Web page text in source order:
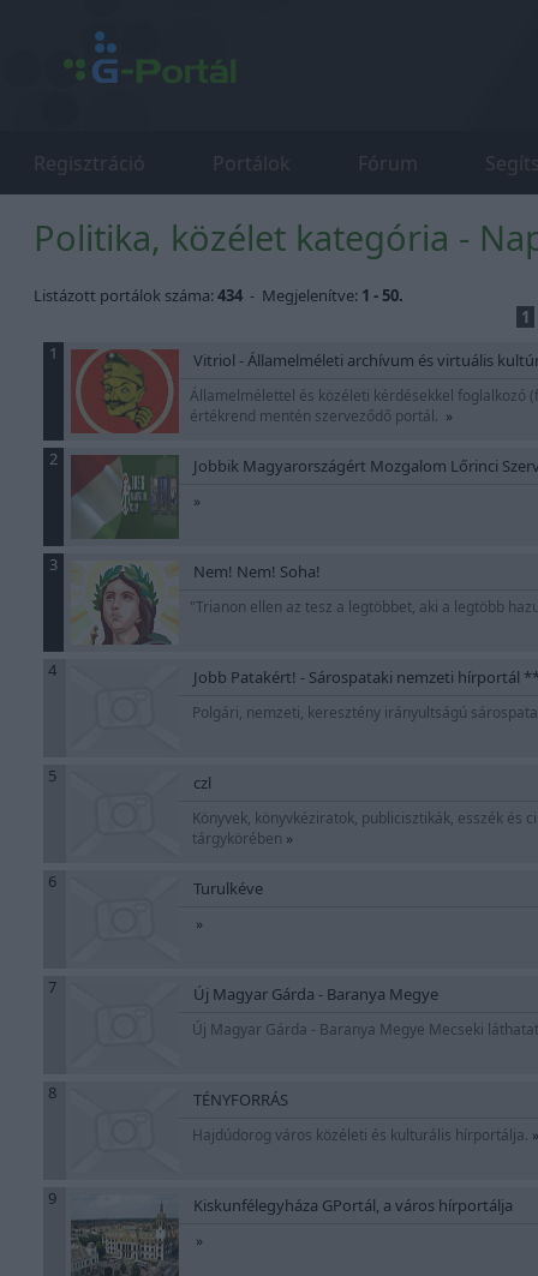
Regisztráció Portálok Fórum
Politika, közélet kategória -
Listázott portálok száma:434 - Megjelenítve: 1 - 50.
1
1
Vitriol - Államelméleti archívum és virtuális
Államelmélettel és közéleti kérdésekkel foglalkozó
értékrend mentén szerveződő portál. »
2 Jobbik Magyarországért Mozgalom Lőrinci
»
3 Nem! Nem! Soha!
"Trianon ellen az tesz a legtöbbet, aki a legtöbb
4 Jobb Patakért! - Sárospataki nemzeti hírportál
Polgári, nemzeti, keresztény irányultságú
5 czl
Könyvek, könyvkéziratok, publicisztikák, esszék és
tárgykörében »
6 Turulkéve
»
7 Új Magyar Gárda - Baranya Megye
Új Magyar Gárda - Baranya Megye Mecseki
8 TÉNYFORRÁS
Hajdúdorog város közéleti és kulturális hírportálja. »
9 Kiskunfélegyháza GPortál, a város hírportálja
»